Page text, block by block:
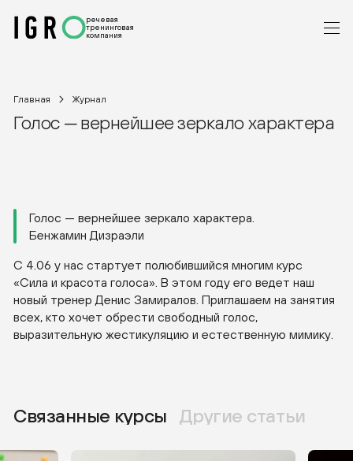
речевая
тренинговая
компания
Главная Журнал
Голос — вернейшее зеркало характера
Голос — вернейшее зеркало характера.
Бенжамин Дизраэли
С 4.06 у нас стартует полюбившийся многим курс
«Сила и красота голоса». В этом году его ведет наш
новый тренер Денис Замиралов. Приглашаем на занятия
всех, кто хочет обрести свободный голос,
выразительную жестикуляцию и естественную мимику.
Связанные курсы Другие статьи